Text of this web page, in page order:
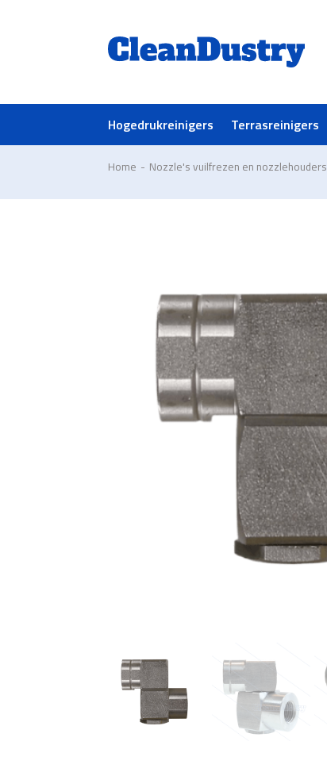
Hogedrukreinigers Terrasreinigers
Home - Nozzle's vuilfrezen en nozzlehouders